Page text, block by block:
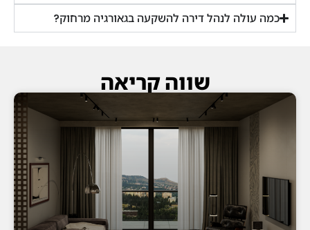
כמה עולה לנהל דירה להשקעה בגאורגיה מרחוק?
שווה קריאה